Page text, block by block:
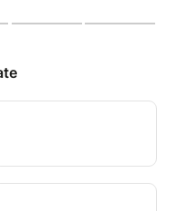
autrefois par le
Atlas (1
Caulier et la